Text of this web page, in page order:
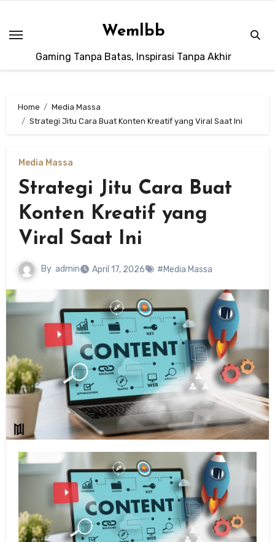
content
Wemlbb
Gaming Tanpa Batas, Inspirasi Tanpa Akhir
Home
Media Massa
Strategi Jitu Cara Buat Konten Kreatif yang Viral Saat Ini
Media Massa
Strategi Jitu Cara Buat
Konten Kreatif yang
Viral Saat Ini
By admin April 17, 2026 #Media Massa